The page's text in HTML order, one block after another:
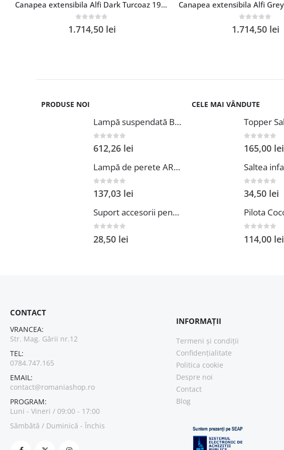
Canapea extensibila Alfi Dark Turcoaz 192×80 cm cu lada de depozitare, design modern si perne incluse, 141×194 cm suprafata dormit
out of 5
1.714,50 lei out of 5
1.714,50 lei
PRODUSE NOI
Lampă suspendată BORGIO 3P negru
out of 5
612,26 lei
Lampă de perete ARIZ beton
out of 5
137,03 lei
Suport accesorii pentru dus Allstar Minas Wenko polipropilena taupe design modern cu orificii pentru scurgerea apei
28,50 lei
CELE MAI VÂNDUTE
out of 5
165,00 lei
out of 5
34,50 lei
114,00 lei
CONTACT
VRANCEA:
Str. Mag. Gării nr.12
TEL:
0784.747.165
EMAIL:
contact@romaniashop.ro
PROGRAM:
Luni - Vineri / 09:00 - 17:00
Sâmbătă / Duminică - Închis
INFORMAȚII
Termeni și condiții
Confidențialitate
Politica cookie
Despre noi
Contact
Blog